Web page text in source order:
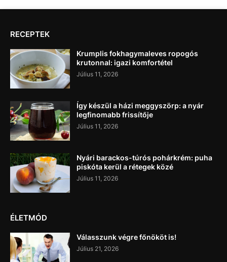
RECEPTEK
Krumplis fokhagymaleves ropogós
krutonnal: igazi komfortétel
Július 11, 2026
Így készül a házi meggyszörp: a nyár
legfinomabb frissítője
Július 11, 2026
Nyári barackos-túrós pohárkrém: puha
piskóta kerül a rétegek közé
Július 11, 2026
ÉLETMÓD
Válasszunk végre főnököt is!
Július 21, 2026